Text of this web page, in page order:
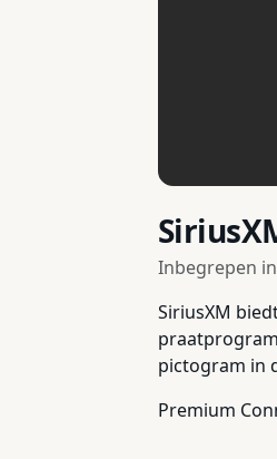
Inbegrepen in
SiriusXM
pictogram in
Premium